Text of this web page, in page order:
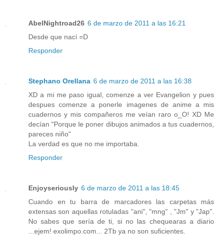
AbelNightroad26 6 de marzo de 2011 a las 16:21
Desde que nací =D
Responder
Stephano Orellana 6 de marzo de 2011 a las 16:38
XD a mi me paso igual, comenze a ver Evangelion y pues
despues comenze a ponerle imagenes de anime a mis
cuadernos y mis compañeros me veían raro o_O! XD Me
decían "Porque le poner dibujos animados a tus cuadernos,
pareces niño"
La verdad es que no me importaba.
Responder
Enjoyseriously 6 de marzo de 2011 a las 18:45
Cuando en tu barra de marcadores las carpetas más
extensas son aquellas rotuladas "ani", "mng" , "Jm" y "Jap".
No sabes que sería de ti, si no las chequearas a diario
...ejem! exolimpo.com... 2Tb ya no son suficientes.